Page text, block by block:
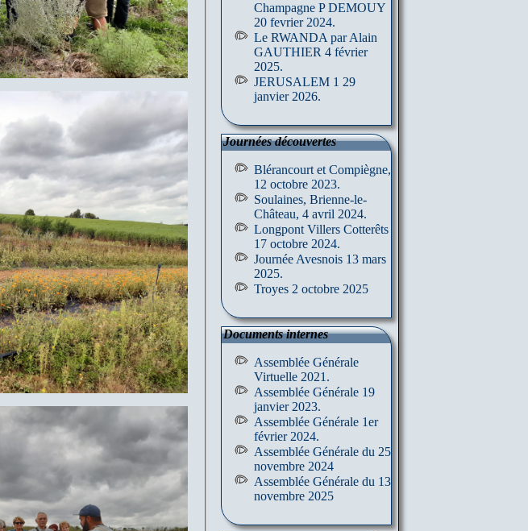
Champagne P DEMOUY
20 fevrier 2024.
Le RWANDA par Alain
GAUTHIER 4 février
2025.
JERUSALEM 1 29
janvier 2026.
Journées découvertes
Blérancourt et Compiègne,
12 octobre 2023.
Soulaines, Brienne-le-
Château, 4 avril 2024.
Longpont Villers Cotterêts
17 octobre 2024.
Journée Avesnois 13 mars
2025.
Troyes 2 octobre 2025
Documents internes
Assemblée Générale
Virtuelle 2021.
Assemblée Générale 19
janvier 2023.
Assemblée Générale 1er
février 2024.
Assemblée Générale du 25
novembre 2024
Assemblée Générale du 13
novembre 2025